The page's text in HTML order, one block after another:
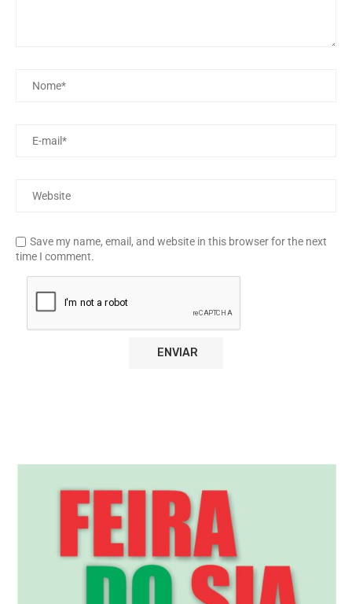
Save my name, email, and website in this browser for the next
time I comment.